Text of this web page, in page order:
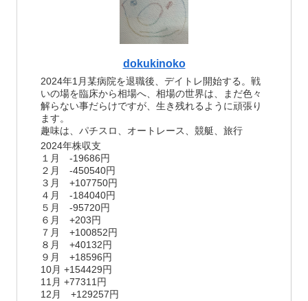
dokukinoko
2024年1月某病院を退職後、デイトレ開始する。戦
いの場を臨床から相場へ、相場の世界は、まだ色々
解らない事だらけですが、生き残れるように頑張り
ます。
趣味は、パチスロ、オートレース、競艇、旅行
2024年株収支
１月 -19686円
２月 -450540円
３月 +107750円
４月 -184040円
５月 -95720円
６月 +203円
７月 +100852円
８月 +40132円
９月 +18596円
10月 +154429円
11月 +77311円
12月 +129257円